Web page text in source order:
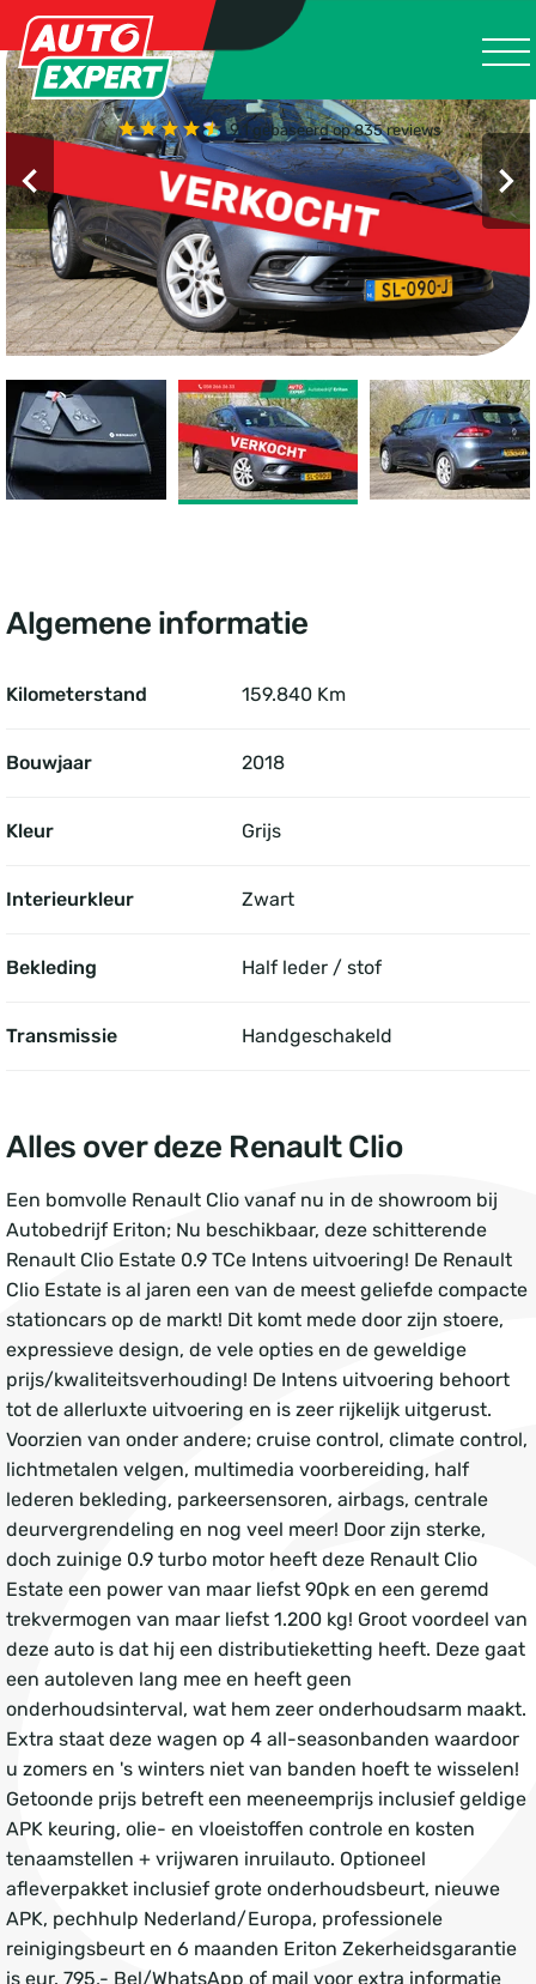
9.1gebaseerd op 835 reviews
Algemene informatie
Kilometerstand 159.840 Km
Bouwjaar 2018
Kleur Grijs
Interieurkleur Zwart
Bekleding Half leder / stof
Transmissie Handgeschakeld
Alles over deze Renault Clio
Een bomvolle Renault Clio vanaf nu in de showroom bij
Autobedrijf Eriton; Nu beschikbaar, deze schitterende
Renault Clio Estate 0.9 TCe Intens uitvoering! De Renault
Clio Estate is al jaren een van de meest geliefde compacte
stationcars op de markt! Dit komt mede door zijn stoere,
expressieve design, de vele opties en de geweldige
prijs/kwaliteitsverhouding! De Intens uitvoering behoort
tot de allerluxte uitvoering en is zeer rijkelijk uitgerust.
Voorzien van onder andere; cruise control, climate control,
lichtmetalen velgen, multimedia voorbereiding, half
lederen bekleding, parkeersensoren, airbags, centrale
deurvergrendeling en nog veel meer! Door zijn sterke,
doch zuinige 0.9 turbo motor heeft deze Renault Clio
Estate een power van maar liefst 90pk en een geremd
trekvermogen van maar liefst 1.200 kg! Groot voordeel van
deze auto is dat hij een distributieketting heeft. Deze gaat
een autoleven lang mee en heeft geen
onderhoudsinterval, wat hem zeer onderhoudsarm maakt.
Extra staat deze wagen op 4 all-seasonbanden waardoor
u zomers en 's winters niet van banden hoeft te wisselen!
Getoonde prijs betreft een meeneemprijs inclusief geldige
APK keuring, olie- en vloeistoffen controle en kosten
tenaamstellen + vrijwaren inruilauto. Optioneel
afleverpakket inclusief grote onderhoudsbeurt, nieuwe
APK, pechhulp Nederland/Europa, professionele
reinigingsbeurt en 6 maanden Eriton Zekerheidsgarantie
is eur. 795,- Bel/WhatsApp of mail voor extra informatie